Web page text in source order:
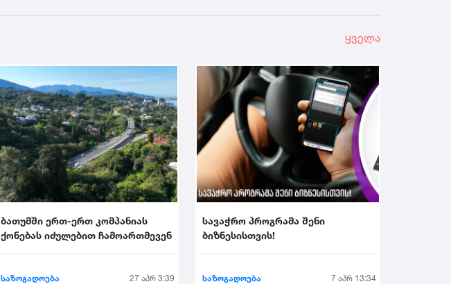
ყველა
ბათუმში ერთ-ერთ კომპანიას
ქონებას იძულებით ჩამოართმევენ
საზოგადოება 27 აპრ 3:39
სავაჭრო პროგრამა შენი
ბიზნესისთვის!
საზოგადოება 7 აპრ 13:34